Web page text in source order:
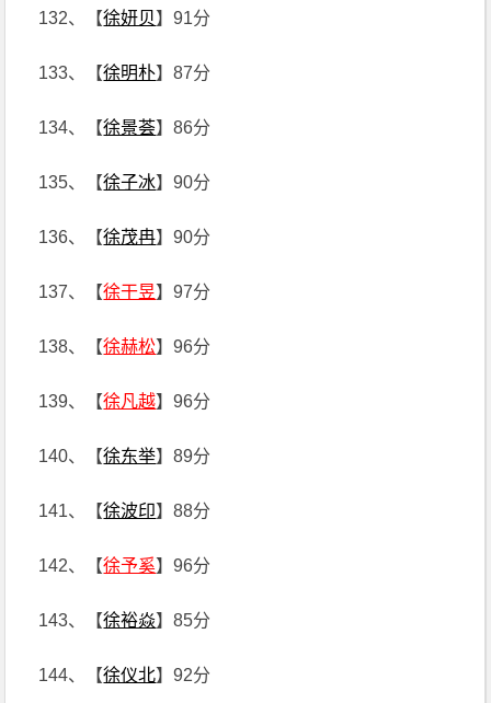
132、【徐妍贝】91分
133、【徐明朴】87分
134、【徐景荟】86分
135、【徐子冰】90分
136、【徐茂冉】90分
137、【徐干昱】97分
138、【徐赫松】96分
139、【徐凡越】96分
140、【徐东举】89分
141、【徐波印】88分
142、【徐予奚】96分
143、【徐裕焱】85分
144、【徐仪北】92分